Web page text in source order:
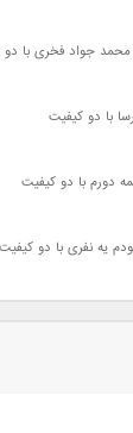
محمد جواد فخری با
با دو کیفیت
دورم با دو کیفیت
یه نفری با دو کیفیت